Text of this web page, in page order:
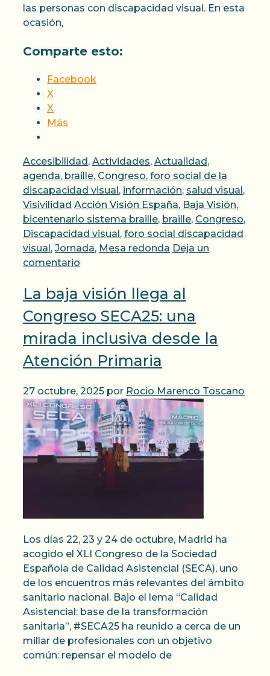
las personas con discapacidad visual. En esta
ocasión,
Comparte esto:
Facebook
X
X
Más
Categorías
Accesibilidad, Actividades, Actualidad,
agenda, braille, Congreso, foro social de la
discapacidad visual, información, salud visual,
Visivilidad Etiquetas
Acción Visión España, Baja Visión,
bicentenario sistema braille, braille, Congreso,
Discapacidad visual, foro social discapacidad
visual, Jornada, Mesa redonda Deja un
comentario
La baja visión llega al
Congreso SECA25: una
mirada inclusiva desde la
Atención Primaria
27 octubre, 2025 por Rocio Marenco Toscano
Los días 22, 23 y 24 de octubre, Madrid ha
acogido el XLI Congreso de la Sociedad
Española de Calidad Asistencial (SECA), uno
de los encuentros más relevantes del ámbito
sanitario nacional. Bajo el lema “Calidad
Asistencial: base de la transformación
sanitaria”, #SECA25 ha reunido a cerca de un
millar de profesionales con un objetivo
común: repensar el modelo de